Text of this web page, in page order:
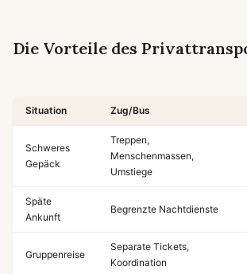
Die Vorteile des
Situation Zug/Bus
Schweres
Gepäck
Treppen,
Menschenmassen,
Umstiege
Späte
Ankunft
Begrenzte Nachtdienste
Gruppenreise
Separate Tickets,
Koordination